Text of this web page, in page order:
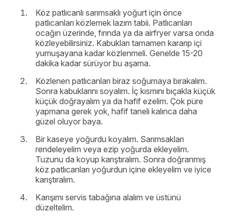
Köz patlıcanlı sarımsaklı yoğurt için önce
patlıcanları közlemek lazım tabii. Patlıcanları
ocağın üzerinde, fırında ya da airfryer varsa onda
közleyebilirsiniz. Kabukları tamamen kararıp içi
yumuşayana kadar közlenmeli. Genelde 15-20
dakika kadar sürüyor bu aşama.
Közlenen patlıcanları biraz soğumaya bırakalım.
Sonra kabuklarını soyalım. İç kısmını bıçakla küçük
küçük doğrayalım ya da hafif ezelim. Çok püre
yapmana gerek yok, hafif taneli kalınca daha
güzel oluyor baya.
Bir kaseye yoğurdu koyalım. Sarımsakları
rendeleyelim veya ezip yoğurda ekleyelim.
Tuzunu da koyup karıştıralım. Sonra doğranmış
köz patlıcanları yoğurdun içine ekleyelim ve iyice
karıştıralım.
Karışımı servis tabağına alalım ve üstünü
düzeltelim.